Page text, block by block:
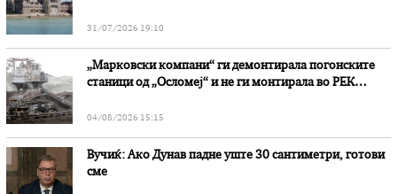
31/07/2026 19:10
„Марковски компани“ ги демонтирала погонските
станици од „Осломеј“ и не ги монтирала во РЕК
04/08/2026 15:15
Вучиќ: Ако Дунав падне уште 30 сантиметри, готови
сме